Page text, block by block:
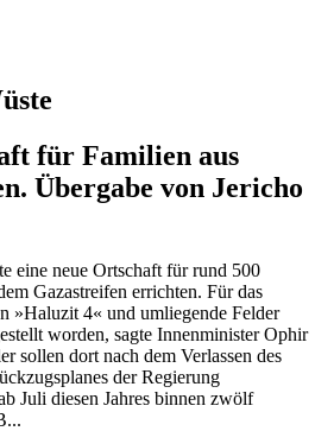
für Familien aus
Übergabe von Jericho
eine neue Ortschaft für rund 500
Gazastreifen errichten. Für das
»Haluzit 4« und umliegende Felder
worden, sagte Innenminister Ophir
sollen dort nach dem Verlassen des
der Regierung
Juli diesen Jahres binnen zwölf